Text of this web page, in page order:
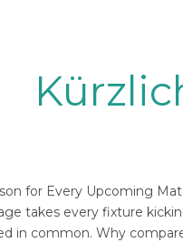
for Every Upcoming
takes every fixture
in common. Why